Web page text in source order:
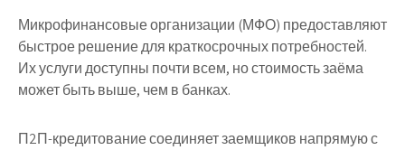
Микрофинансовые организации (МФО) предоставляют
быстрое решение для краткосрочных потребностей.
Их услуги доступны почти всем, но стоимость заёма
может быть выше, чем в банках.
П2П-кредитование соединяет заемщиков напрямую с